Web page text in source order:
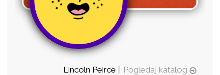
Lincoln Peirce | Pogledaj katalog